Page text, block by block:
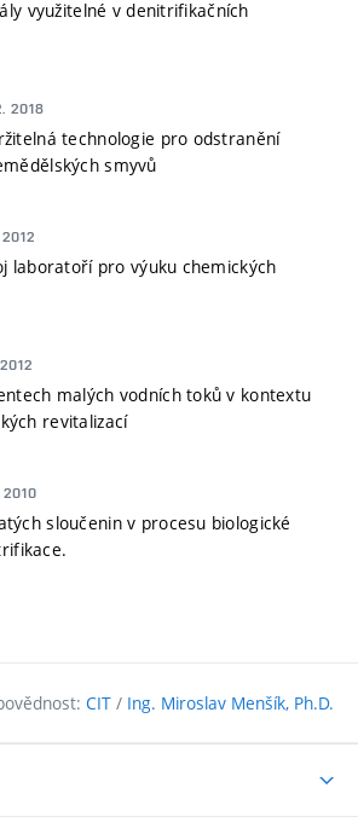
využitelné v denitrifikačních
2018
technologie pro odstranění
smyvů
laboratoří pro výuku chemických
malých vodních toků v kontextu
revitalizací
2010
sloučenin v procesu biologické
CIT / Ing. Miroslav Menšík, Ph.D.